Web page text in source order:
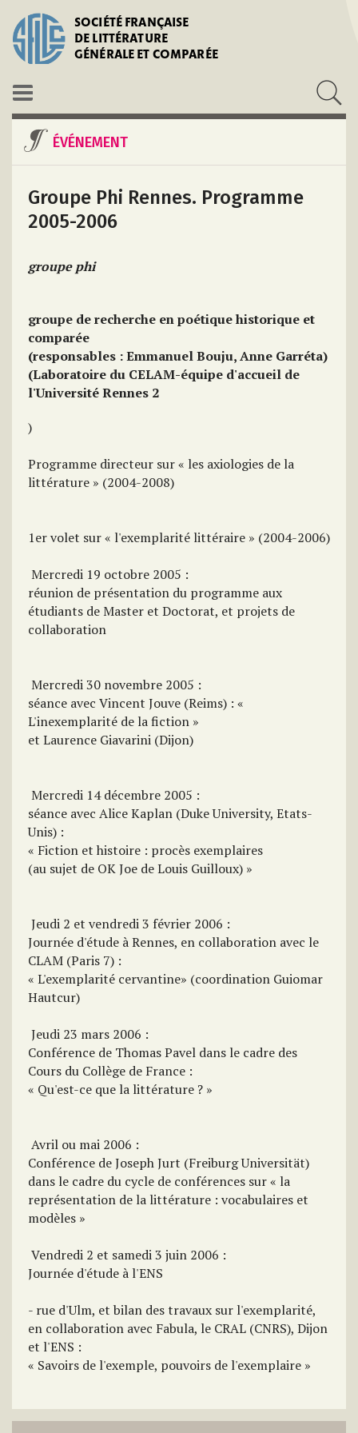
SOCIÉTÉ FRANÇAISE
DE LITTÉRATURE
GÉNÉRALE ET COMPARÉE
ÉVÉNEMENT
Groupe Phi Rennes. Programme
2005-2006
groupe phi
groupe de recherche en poétique historique et
comparée
(responsables : Emmanuel Bouju, Anne Garréta)
(Laboratoire du CELAM-équipe d'accueil de
l'Université Rennes 2
)
Programme directeur sur « les axiologies de la
littérature » (2004-2008)
1er volet sur « l'exemplarité littéraire » (2004-2006)
 Mercredi 19 octobre 2005 :
réunion de présentation du programme aux
étudiants de Master et Doctorat, et projets de
collaboration
 Mercredi 30 novembre 2005 :
séance avec Vincent Jouve (Reims) : «
L'inexemplarité de la fiction »
et Laurence Giavarini (Dijon)
 Mercredi 14 décembre 2005 :
séance avec Alice Kaplan (Duke University, Etats-
Unis) :
« Fiction et histoire : procès exemplaires
(au sujet de OK Joe de Louis Guilloux) »
 Jeudi 2 et vendredi 3 février 2006 :
Journée d'étude à Rennes, en collaboration avec le
CLAM (Paris 7) :
« L'exemplarité cervantine» (coordination Guiomar
Hautcur)
 Jeudi 23 mars 2006 :
Conférence de Thomas Pavel dans le cadre des
Cours du Collège de France :
« Qu'est-ce que la littérature ? »
 Avril ou mai 2006 :
Conférence de Joseph Jurt (Freiburg Universität)
dans le cadre du cycle de conférences sur « la
représentation de la littérature : vocabulaires et
modèles »
 Vendredi 2 et samedi 3 juin 2006 :
Journée d'étude à l'ENS
- rue d'Ulm, et bilan des travaux sur l'exemplarité,
en collaboration avec Fabula, le CRAL (CNRS), Dijon
et l'ENS :
« Savoirs de l'exemple, pouvoirs de l'exemplaire »